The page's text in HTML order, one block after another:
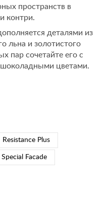
пространств в
контри.
деталями из
льна и золотистого
пар сочетайте его с
цветами.
Resistance Plus
Special Faсade